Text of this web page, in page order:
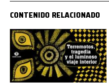
CONTENIDO RELACIONADO